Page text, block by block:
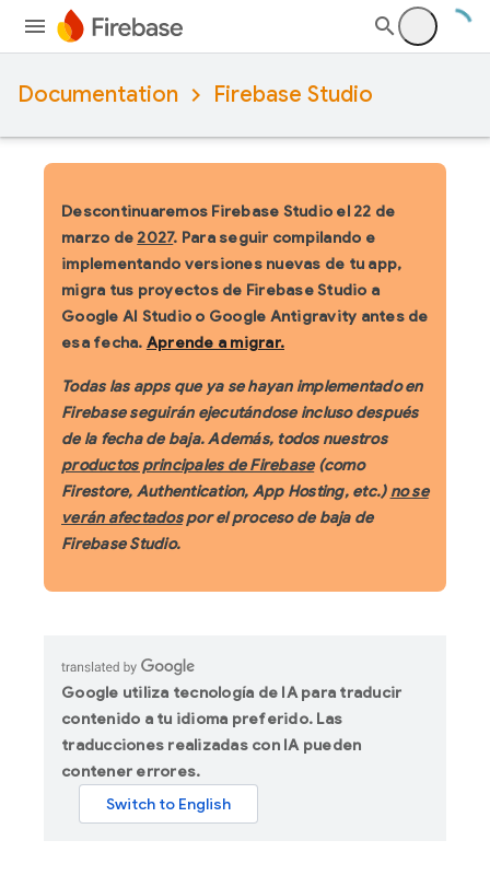
Documentation Firebase Studio
Descontinuaremos Firebase Studio el 22 de
marzo de 2027. Para seguir compilando e
implementando versiones nuevas de tu app,
migra tus proyectos de Firebase Studio a
Google AI Studio o Google Antigravity antes de
esa fecha. Aprende a migrar.
Todas las apps que ya se hayan implementado en
Firebase seguirán ejecutándose incluso después
de la fecha de baja. Además, todos nuestros
productos principales de Firebase(como
Firestore, Authentication, App Hosting, etc.) no se
verán afectadospor el proceso de baja de
Firebase Studio.
Google utiliza tecnología de IA para traducir
contenido a tu idioma preferido. Las
traducciones realizadas con IA pueden
contener errores.